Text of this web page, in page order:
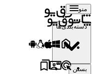
منو
دسته‌بندی‌ها
بستن